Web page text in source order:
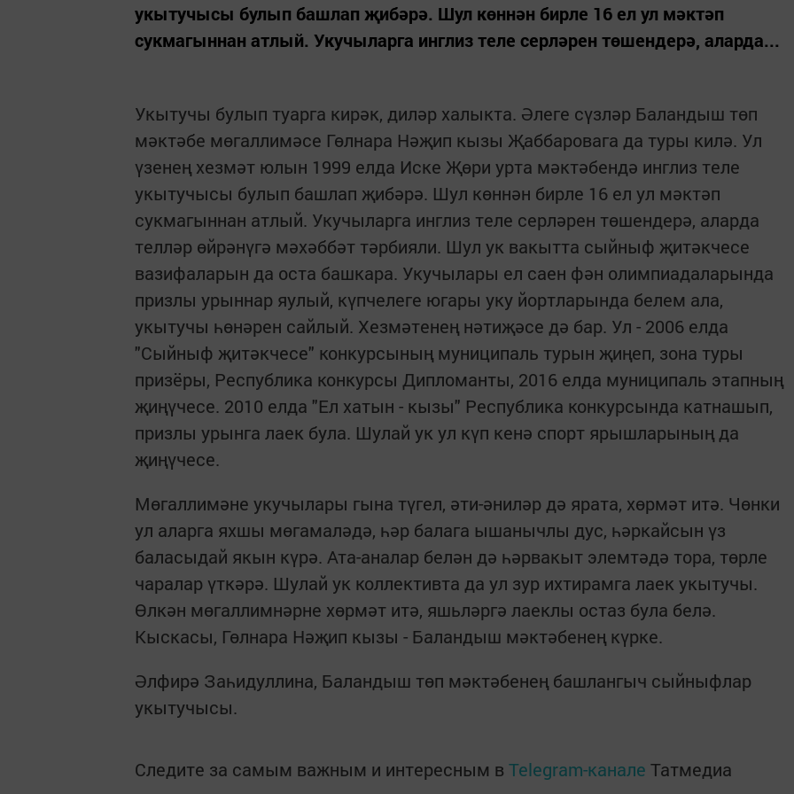
укытучысы булып башлап җибәрә. Шул көннән бирле 16 ел ул мәктәп
сукмагыннан атлый. Укучыларга инглиз теле серләрен төшендерә, аларда...
Укытучы булып туарга кирәк, диләр халыкта. Әлеге сүзләр Баландыш төп
мәктәбе мөгаллимәсе Гөлнара Нәҗип кызы Җаббаровага да туры килә. Ул
үзенең хезмәт юлын 1999 елда Иске Җөри урта мәктәбендә инглиз теле
укытучысы булып башлап җибәрә. Шул көннән бирле 16 ел ул мәктәп
сукмагыннан атлый. Укучыларга инглиз теле серләрен төшендерә, аларда
телләр өйрәнүгә мәхәббәт тәрбияли. Шул ук вакытта сыйныф җитәкчесе
вазифаларын да оста башкара. Укучылары ел саен фән олимпиадаларында
призлы урыннар яулый, күпчелеге югары уку йортларында белем ала,
укытучы һөнәрен сайлый. Хезмәтенең нәтиҗәсе дә бар. Ул - 2006 елда
"Сыйныф җитәкчесе" конкурсының муниципаль турын җиңеп, зона туры
призёры, Республика конкурсы Дипломанты, 2016 елда муниципаль этапның
җиңүчесе. 2010 елда "Ел хатын - кызы" Республика конкурсында катнашып,
призлы урынга лаек була. Шулай ук ул күп кенә спорт ярышларының да
җиңүчесе.
Мөгаллимәне укучылары гына түгел, әти-әниләр дә ярата, хөрмәт итә. Чөнки
ул аларга яхшы мөгамаләдә, һәр балага ышанычлы дус, һәркайсын үз
баласыдай якын күрә. Ата-аналар белән дә һәрвакыт элемтәдә тора, төрле
чаралар үткәрә. Шулай ук коллективта да ул зур ихтирамга лаек укытучы.
Өлкән мөгаллимнәрне хөрмәт итә, яшьләргә лаеклы остаз була белә.
Кыскасы, Гөлнара Нәҗип кызы - Баландыш мәктәбенең күрке.
Әлфирә Заһидуллина, Баландыш төп мәктәбенең башлангыч сыйныфлар
укытучысы.
Следите за самым важным и интересным в Telegram-канале Татмедиа